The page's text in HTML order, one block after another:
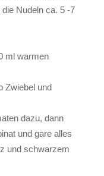
Nudeln ca. 5 -7
ml warmen
Zwiebel und
dazu, dann
und gare alles
und schwarzem